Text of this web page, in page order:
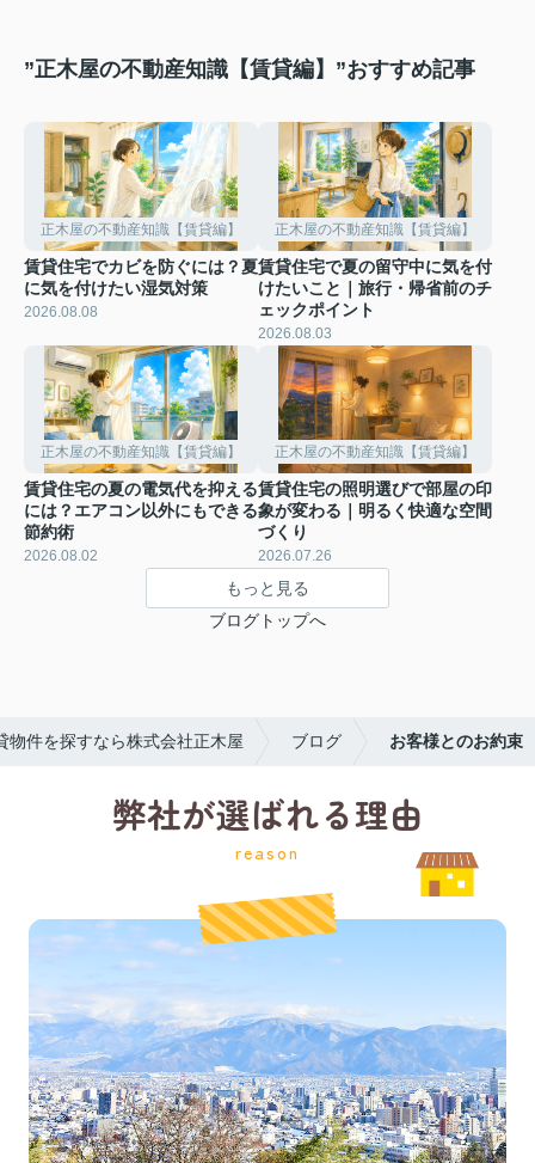
”正木屋の不動産知識【賃貸編】”おすすめ記事
正木屋の不動産知識【賃貸編】
賃貸住宅でカビを防ぐには？夏
に気を付けたい湿気対策
2026.08.08
正木屋の不動産知識【賃貸編】
賃貸住宅で夏の留守中に気を付
けたいこと｜旅行・帰省前のチ
ェックポイント
2026.08.03
正木屋の不動産知識【賃貸編】
賃貸住宅の夏の電気代を抑える
には？エアコン以外にもできる
節約術
2026.08.02
正木屋の不動産知識【賃貸編】
賃貸住宅の照明選びで部屋の印
象が変わる｜明るく快適な空間
づくり
2026.07.26
もっと見る
ブログトップへ
物件を探すなら株式会社正木屋 ブログ お客様とのお約束
弊社が選ばれる理由
reason